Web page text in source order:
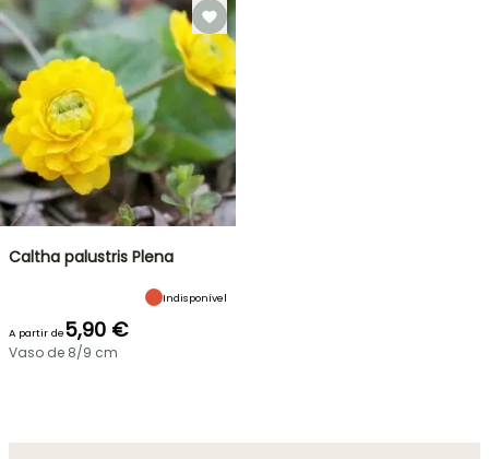
Caltha palustris Plena
Indisponível
A partir de5,90 €
Vaso de 8/9 cm